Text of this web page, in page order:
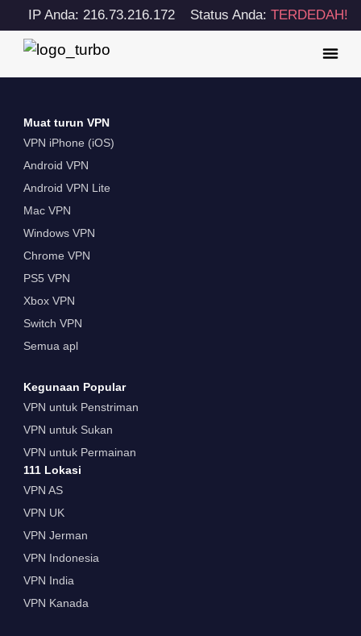
IP Anda: 216.73.216.172 Status Anda:TERDEDAH!
Muat turun VPN
VPN iPhone (iOS)
Android VPN
Android VPN Lite
Mac VPN
Windows VPN
Chrome VPN
PS5 VPN
Xbox VPN
Switch VPN
Semua apl
Kegunaan Popular
VPN untuk Penstriman
VPN untuk Sukan
VPN untuk Permainan
111 Lokasi
VPN AS
VPN UK
VPN Jerman
VPN Indonesia
VPN India
VPN Kanada